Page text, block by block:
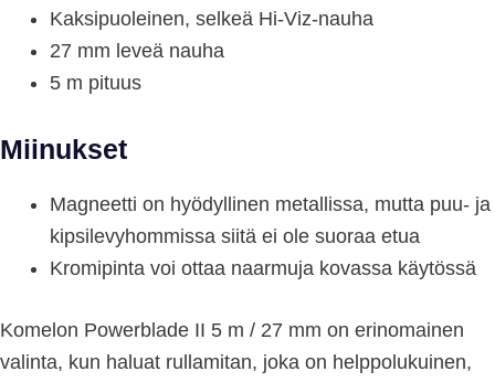
Kaksipuoleinen, selkeä Hi-Viz-nauha
27 mm leveä nauha
5 m pituus
Miinukset
Magneetti on hyödyllinen metallissa, mutta puu- ja
kipsilevyhommissa siitä ei ole suoraa etua
Kromipinta voi ottaa naarmuja kovassa käytössä
Komelon Powerblade II 5 m / 27 mm on erinomainen
valinta, kun haluat rullamitan, joka on helppolukuinen,